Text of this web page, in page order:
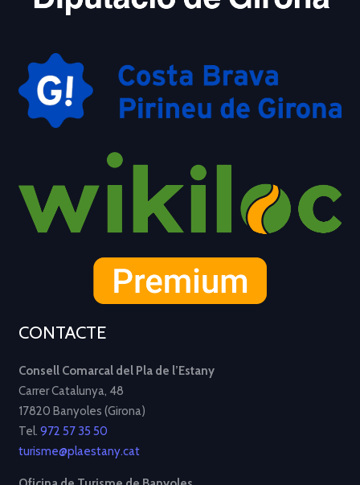
CONTACTE
Consell Comarcal del Pla de l’Estany
Carrer Catalunya, 48
17820 Banyoles (Girona)
Tel. 972 57 35 50
turisme@plaestany.cat